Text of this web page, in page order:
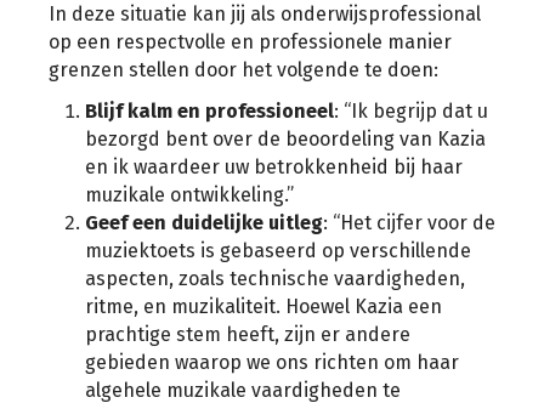
In deze situatie kan jij als onderwijsprofessional
op een respectvolle en professionele manier
grenzen stellen door het volgende te doen:
Blijf kalm en professioneel: “Ik begrijp dat u
bezorgd bent over de beoordeling van Kazia
en ik waardeer uw betrokkenheid bij haar
muzikale ontwikkeling.”
Geef een duidelijke uitleg: “Het cijfer voor de
muziektoets is gebaseerd op verschillende
aspecten, zoals technische vaardigheden,
ritme, en muzikaliteit. Hoewel Kazia een
prachtige stem heeft, zijn er andere
gebieden waarop we ons richten om haar
algehele muzikale vaardigheden te